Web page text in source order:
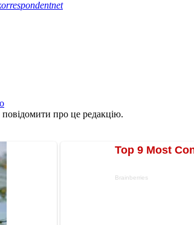
про це редакцію.